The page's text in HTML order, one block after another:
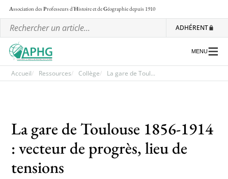
Association desProfesseurs d'Histoire et deGéographiedepuis 1910
ADHÉRENT
Les régionales
Les ateliers nationaux
MENU
Accueil Ressources Collège La gare de Toul...
La gare de Toulouse 1856-1914
: vecteur de progrès, lieu de
tensions